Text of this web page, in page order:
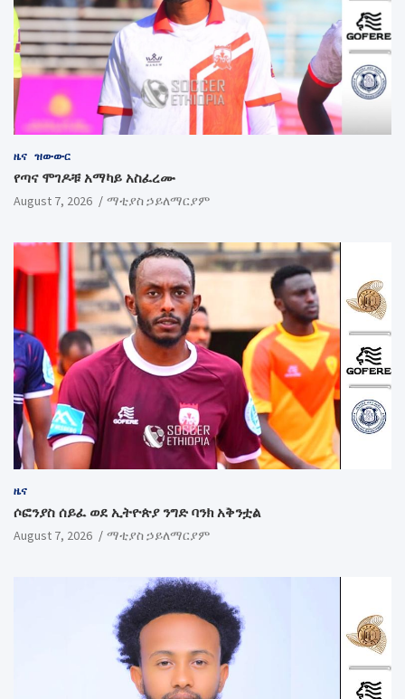
ዜና ዝውውር
የጣና ሞገዶቹ አማካይ አስፈረሙ
August 7, 2026 ማቲያስ ኃይለማርያም
ዜና
ሶፎንያስ ሰይፈ ወደ ኢትዮጵያ ንግድ ባንክ አቅንቷል
August 7, 2026 ማቲያስ ኃይለማርያም